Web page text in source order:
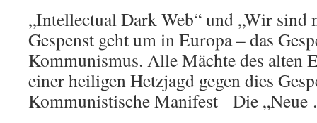
„Intellectual Dark Web“ und „Wir sind
Gespenst geht um in Europa – das
Kommunismus. Alle Mächte des alten
einer heiligen Hetzjagd gegen dies
Kommunistische Manifest Die